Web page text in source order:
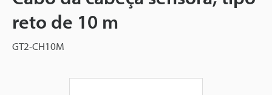
reto de 10 m
GT2-CH10M